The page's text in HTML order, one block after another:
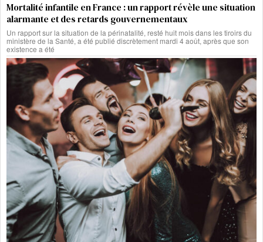
Mortalité infantile en France : un rapport révèle une situation
alarmante et des retards gouvernementaux
Un rapport sur la situation de la périnatalité, resté huit mois dans les tiroirs du
ministère de la Santé, a été publié discrètement mardi 4 août, après que son
existence a été